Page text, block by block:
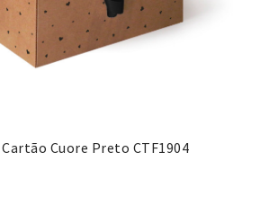
Cartão Cuore Preto CTF1904